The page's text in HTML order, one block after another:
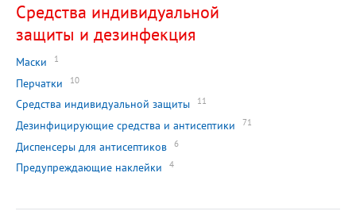
Средства индивидуальной
защиты и дезинфекция
Маски 1
Перчатки 10
Средства индивидуальной защиты 11
Дезинфицирующие средства и антисептики 71
Диспенсеры для антисептиков 6
Предупреждающие наклейки 4